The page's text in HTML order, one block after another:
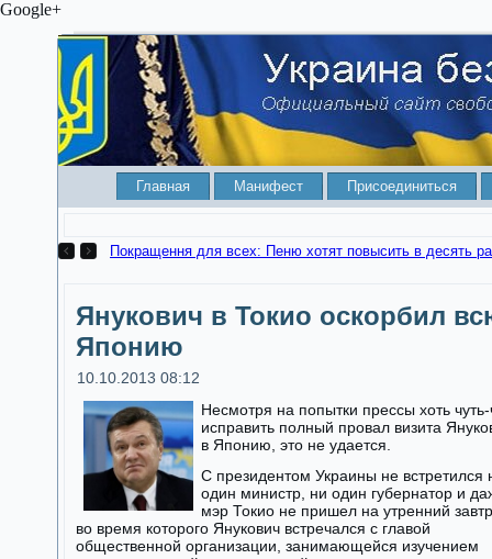
Google+
Главная Манифест Присоединиться
Покращення для всех: Пеню
Янукович в Токио оскорбил
Японию
10.10.2013 08:12
Несмотря на попытки прессы хоть чуть-
исправить полный провал визита
в Японию, это не удается.
С президентом Украины не встретился
один министр, ни один губернатор и
мэр Токио не пришел на утренний
во время которого Янукович встречался с главой
общественной организации, занимающейся изучением